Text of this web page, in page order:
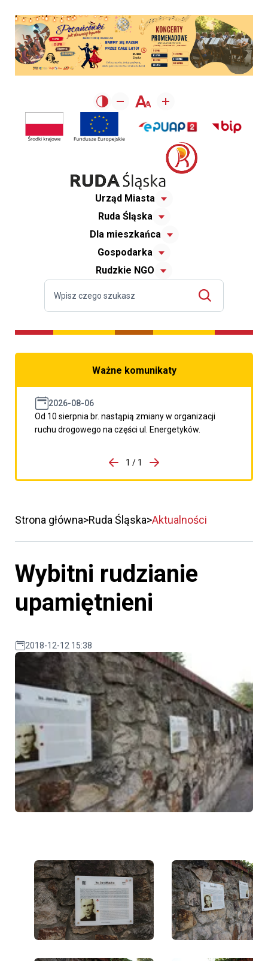
Urząd Miasta
Ruda Śląska
Dla mieszkańca
Gospodarka
Rudzkie NGO
Ważne komunikaty
2026-08-06
Od 10 sierpnia br. nastąpią zmiany w organizacji
ruchu drogowego na części ul. Energetyków.
porzpedniego komunikatu
1 / 1
Przejdź do następnego
Strona główna Ruda Śląska Aktualności
Wybitni rudzianie
upamiętnieni
2018-12-12 15:38